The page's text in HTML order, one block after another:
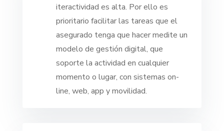
iteractividad es alta. Por ello es
prioritario facilitar las tareas que el
asegurado tenga que hacer medite un
modelo de gestión digital, que
soporte la actividad en cualquier
momento o lugar, con sistemas on-
line, web, app y movilidad.